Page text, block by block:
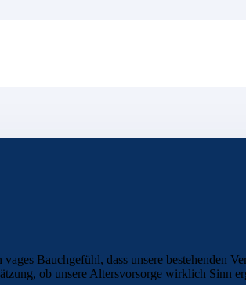
vages Bauchgefühl, dass unsere bestehenden
ob unsere Altersvorsorge wirklich Sinn